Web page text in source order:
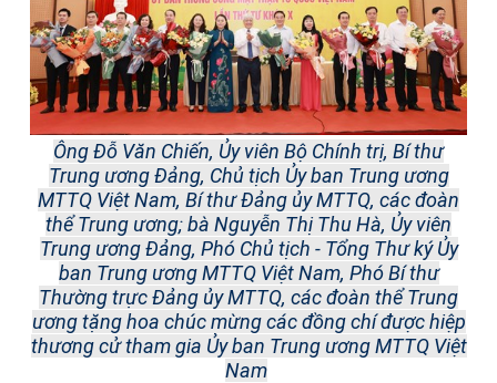
Ông Đỗ Văn Chiến, Ủy viên Bộ Chính trị, Bí thư
Trung ương Đảng, Chủ tịch Ủy ban Trung ương
MTTQ Việt Nam, Bí thư Đảng ủy MTTQ, các đoàn
thể Trung ương; bà Nguyễn Thị Thu Hà, Ủy viên
Trung ương Đảng, Phó Chủ tịch - Tổng Thư ký Ủy
ban Trung ương MTTQ Việt Nam, Phó Bí thư
Thường trực Đảng ủy MTTQ, các đoàn thể Trung
ương tặng hoa chúc mừng các đồng chí được hiệp
thương cử tham gia Ủy ban Trung ương MTTQ Việt
Nam